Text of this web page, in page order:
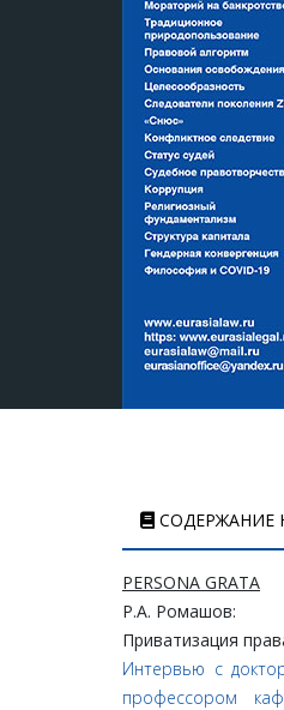
СОДЕРЖАНИЕ
PERSONA GRATA
Р.А. Ромашов:
Приватизация
Интервью с
профессором